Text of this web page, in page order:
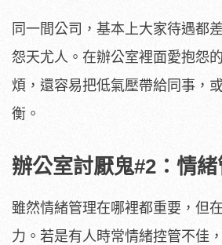
同一間公司，基本上大家待遇都
怨天尤人。在辦公室裡面愛抱怨
煩，還容易把低氣壓帶給同事，
衡。
辦公室討厭鬼#2：情
雖然情緒管理在哪裡都重要，但
力。若是有人時常情緒控管不佳